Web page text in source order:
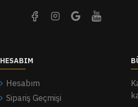
HESABIM
Hesabım
Sipariş Geçmişi